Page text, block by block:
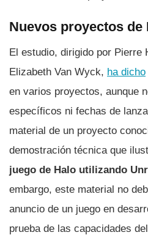
Nuevos proyectos de
El estudio, dirigido por Pierre
Elizabeth Van Wyck, ha dicho
en varios proyectos, aunque
específicos ni fechas de
material de un proyecto
demostración técnica que
juego de Halo utilizando
embargo, este material no
anuncio de un juego en
prueba de las capacidades